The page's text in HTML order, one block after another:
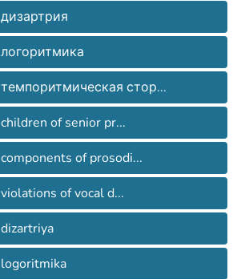
дизартрия
логоритмика
темпоритмическая стор...
children of senior pr...
components of prosodi...
violations of vocal d...
dizartriya
logoritmika